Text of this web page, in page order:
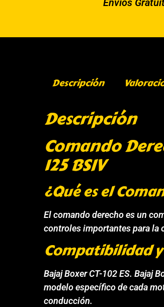
Envíos
Descripción
Descripción
Comando
125 BSIV
¿Qué es el
El comando derecho es un
controles importantes para la
Compatibilidad
Bajaj Boxer CT-102 ES. Bajaj
modelo específico de cada
conducción.